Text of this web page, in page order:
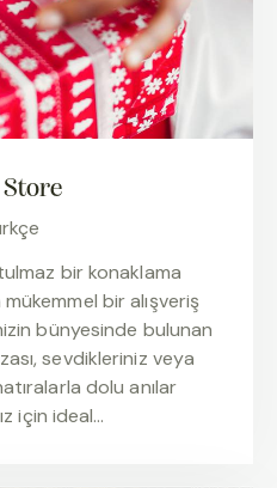
bir konaklama
bir alışveriş
bünyesinde bulunan
sevdikleriniz veya
dolu anılar
için ideal…